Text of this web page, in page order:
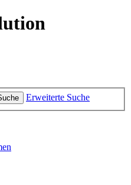
Erweiterte Suche